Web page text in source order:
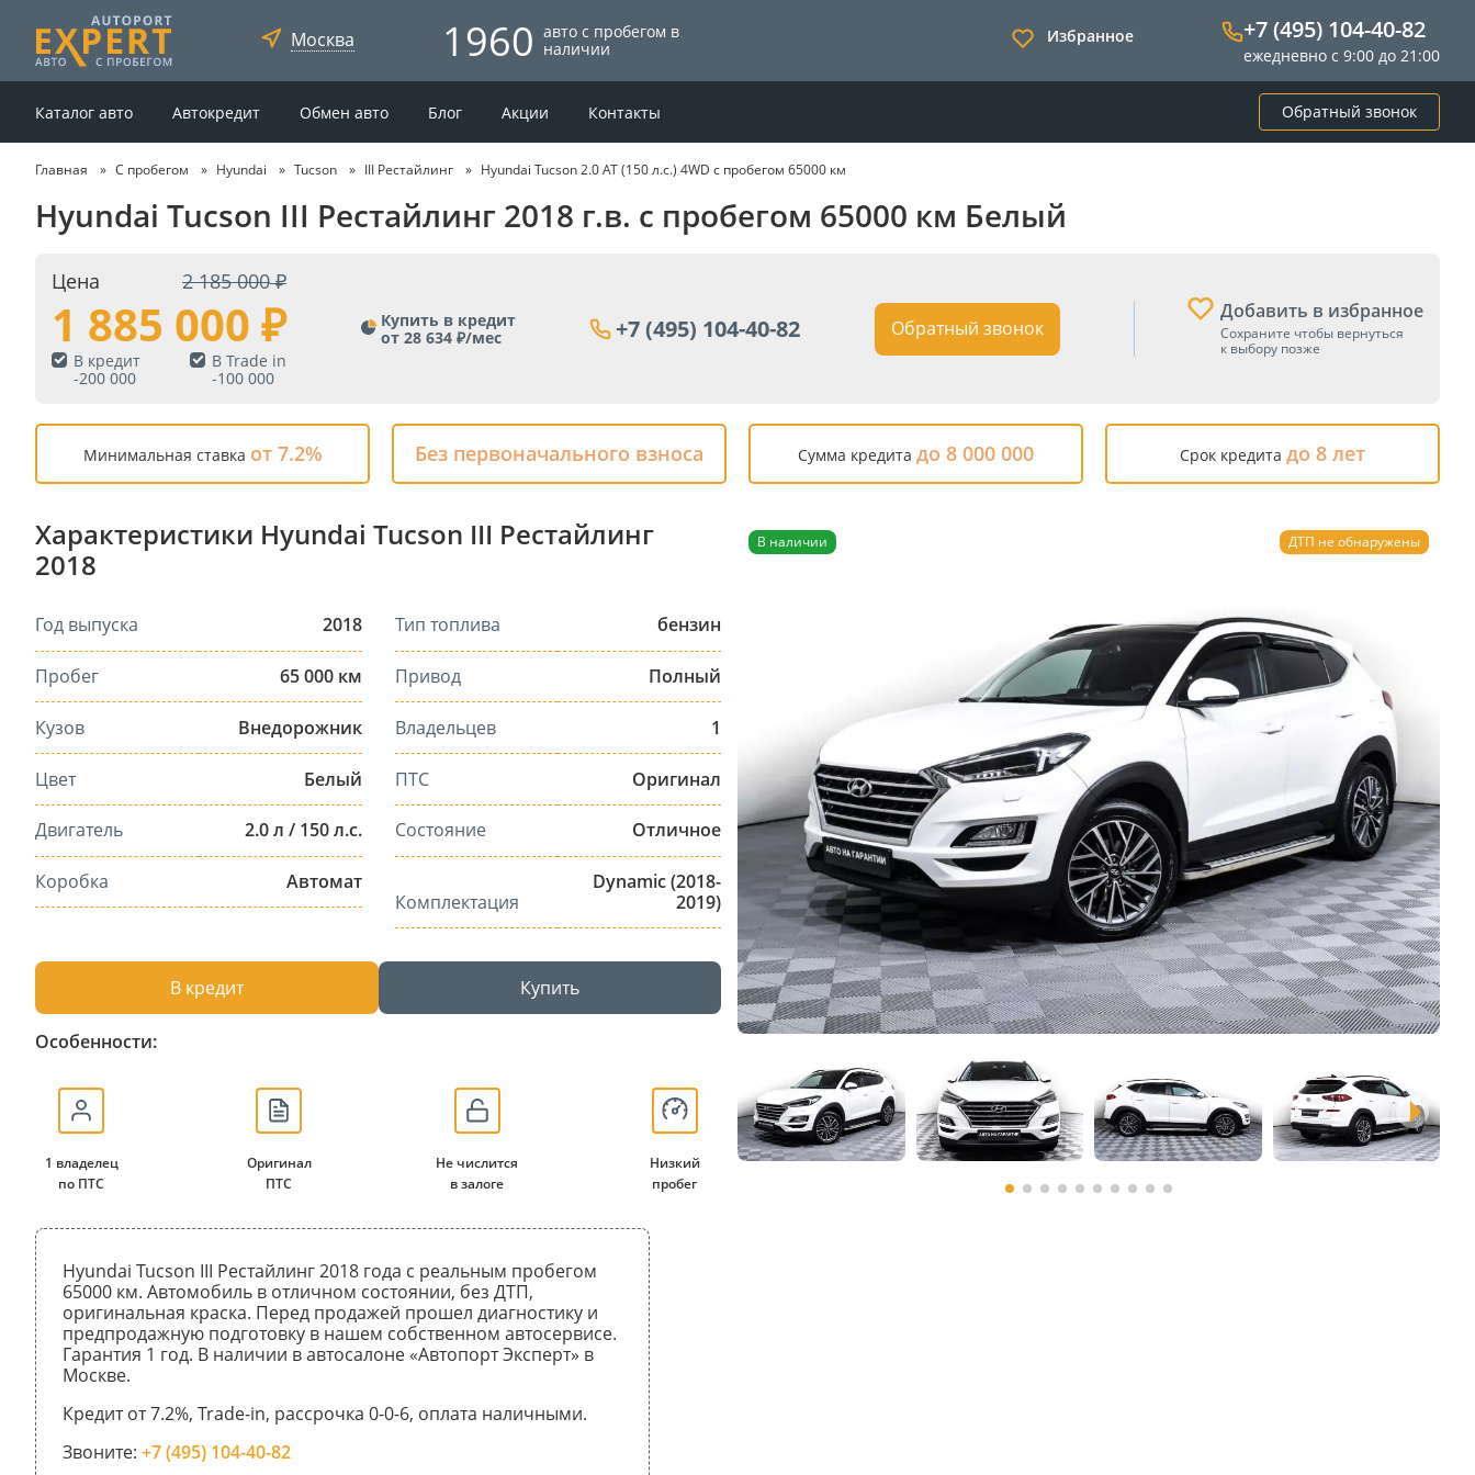
Москва 1960 авто с пробегом в
наличии
Избранное +7 (495) 104-40-82
ежедневно с 9:00 до 21:00
Каталог авто Автокредит Обмен авто Блог Акции Контакты Обратный звонок
Главная С пробегом Hyundai Tucson III Рестайлинг Hyundai Tucson 2.0 AT (150 л.с.) 4WD с пробегом 65000 км
Hyundai Tucson III Рестайлинг 2018 г.в. с пробегом 65000 км Белый
Цена 2 185 000
1 885 000
В кредит
-200 000
В Trade in
-100 000
Купить в кредит
от 28 634 ₽/мес
+7 (495) 104-40-82 Обратный звонок
Добавить в избранное
Сохраните чтобы вернуться
к выбору позже
Минимальная ставка от 7.2% Без первоначального взноса Сумма кредита до 8 000 000 Срок кредита до 8 лет
Характеристики Hyundai Tucson III Рестайлинг
2018
Год выпуска 2018
Пробег 65 000 км
Кузов Внедорожник
Цвет Белый
Двигатель 2.0 л / 150 л.с.
Коробка Автомат
Тип топлива бензин
Привод Полный
Владельцев 1
ПТС Оригинал
Состояние Отличное
Комплектация
Dynamic (2018-
2019)
В кредит Купить
Особенности:
1 владелец
по ПТС
Оригинал
ПТС
Не числится
в залоге
Низкий
пробег
Hyundai Tucson III Рестайлинг 2018 года с реальным пробегом
65000 км. Автомобиль в отличном состоянии, без ДТП,
оригинальная краска. Перед продажей прошел диагностику и
предпродажную подготовку в нашем собственном автосервисе.
Гарантия 1 год. В наличии в автосалоне «Автопорт Эксперт» в
Москве.
Кредит от 7.2%, Trade-in, рассрочка 0-0-6, оплата наличными.
Звоните: +7 (495) 104-40-82
В наличии ДТП не обнаружены